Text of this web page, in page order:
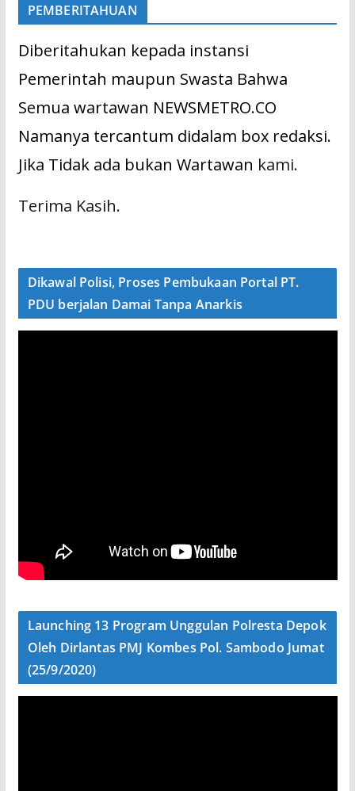
PEMBERITAHUAN
Diberitahukan kepada instansi
Pemerintah maupun Swasta Bahwa
Semua wartawan NEWSMETRO.CO
Namanya tercantum didalam box redaksi.
Jika Tidak ada bukan Wartawan kami.
Terima Kasih.
Dikawal Polisi, Proses Pembukaan Portal PT.
PDU berjalan Damai Tanpa Anarkis
Launching 13 Program Unggulan Polresta Depok
Oleh Dirlantas PMJ Kombes Pol. Sambodo Jumat
(25/9/2020)